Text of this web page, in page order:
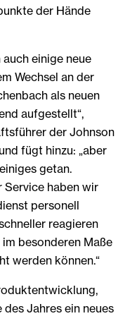
der Hände
einige neue
Wechsel an der
als neuen
aufgestellt“,
der Johnson
fügt hinzu: „aber
getan.
Service haben wir
personell
reagieren
besonderen Maße
werden können.“
Jahres ein neues